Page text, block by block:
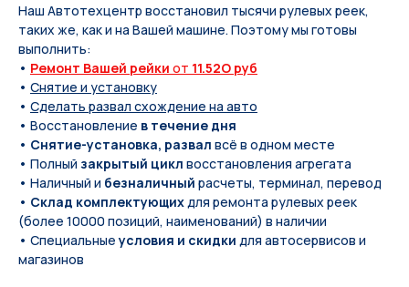
Наш Автотехцентр восстановил тысячи рулевых реек,
таких же, как и на Вашей машине. Поэтому мы готовы
выполнить:
• Ремонт Вашей рейки от 11.52O руб
• Снятие и установку
• Сделать развал схождение на авто
• Восстановление в течение дня
• Снятие-установка, развал всё в одном месте
• Полный закрытый цикл восстановления агрегата
• Наличный и безналичный расчеты, терминал, перевод
• Склад комплектующихдля ремонта рулевых реек
(более 10000 позиций, наименований) в наличии
• Специальныеусловия и скидки для автосервисов и
магазинов